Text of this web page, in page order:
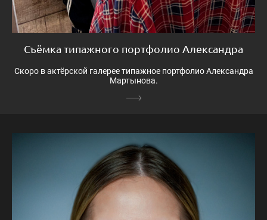
Съёмка типажного портфолио Александра
Скоро в актёрской галерее типажное портфолио Александра
Мартынова.